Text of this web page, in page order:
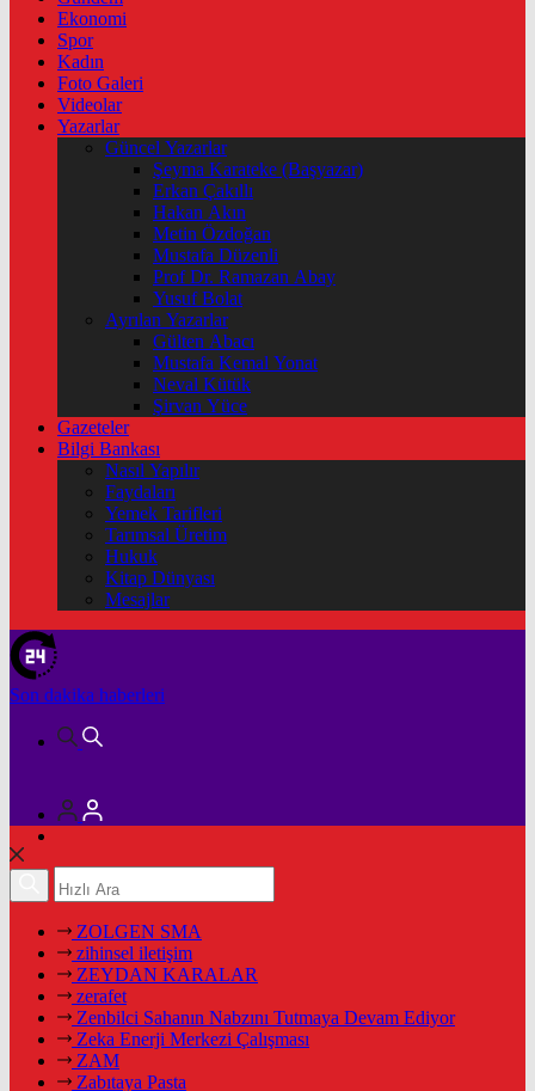
Ekonomi
Spor
Kadın
Foto Galeri
Videolar
Yazarlar
Güncel Yazarlar
Şeyma Karateke (Başyazar)
Erkan Çakıllı
Hakan Akın
Metin Özdoğan
Mustafa Düzenli
Prof Dr. Ramazan Abay
Yusuf Bolat
Ayrılan Yazarlar
Gülten Abacı
Mustafa Kemal Yonat
Neval Kütük
Şirvan Yüce
Gazeteler
Bilgi Bankası
Nasıl Yapılır
Faydaları
Yemek Tarifleri
Tarımsal Üretim
Hukuk
Kitap Dünyası
Mesajlar
Son dakika haberleri
ZOLGEN SMA
zihinsel iletişim
ZEYDAN KARALAR
zerafet
Zenbilci Sahanın Nabzını Tutmaya Devam Ediyor
Zeka Enerji Merkezi Çalışması
ZAM
Zabıtaya Pasta